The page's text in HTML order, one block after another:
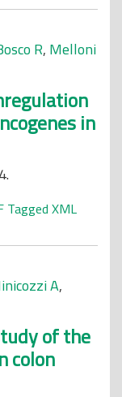
R, Melloni
in
Tagged XML
A,
of the
colon